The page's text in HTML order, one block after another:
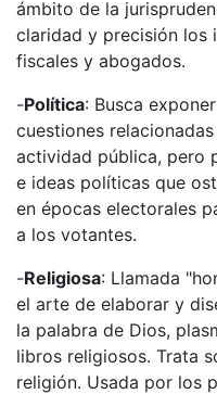
ámbito de la
claridad y precisión los
fiscales y abogados.
-Política: Busca
cuestiones
actividad pública, pero
e ideas políticas que
en épocas electorales
a los votantes.
-Religiosa: Llamada
el arte de elaborar y
la palabra de Dios,
libros religiosos. Trata
religión. Usada por los